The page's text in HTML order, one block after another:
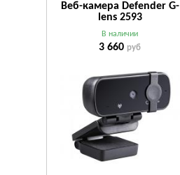
Веб-камера Defender G-
lens 2593
В наличии
3 660 руб